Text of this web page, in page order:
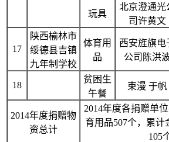
玩具
北京澄通光
司许黄文
17
陕西榆林市
绥德县吉镇
九年制学校
体育用
品
西安旌旗电
公司陈洪
18
贫困生
午餐
束漫 于帆
2014年度捐赠物
资总计
2014年度各捐赠单
育用品507个，累计
105